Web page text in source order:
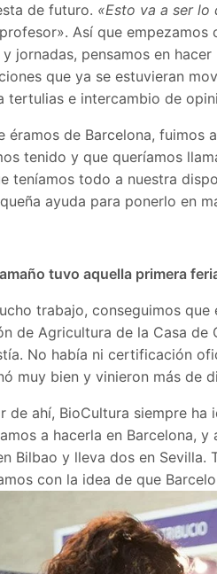
de futuro. «Esto va a ser lo
Así que empezamos
jornadas, pensamos en
que ya se estuvieran
tertulias e intercambio de
éramos de Barcelona, fuimos
tenido y que queríamos
teníamos todo a nuestra
ayuda para ponerlo en
tuvo aquella primera
trabajo, conseguimos
de Agricultura de la Casa
No había ni certificación
muy bien y vinieron más de
de ahí, BioCultura siempre
a hacerla en Barcelona,
Bilbao y lleva dos en Sevilla.
con la idea de que